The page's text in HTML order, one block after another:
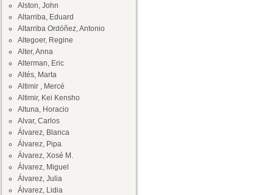
Alston, John
Altarriba, Eduard
Altarriba Ordóñez, Antonio
Altegoer, Regine
Alter, Anna
Alterman, Eric
Altés, Marta
Altimir , Mercé
Altimir, Kei Kensho
Altuna, Horacio
Alvar, Carlos
Álvarez, Blanca
Álvarez, Pipa
Álvarez, Xosé M.
Álvarez, Miguel
Álvarez, Julia
Álvarez, Lidia